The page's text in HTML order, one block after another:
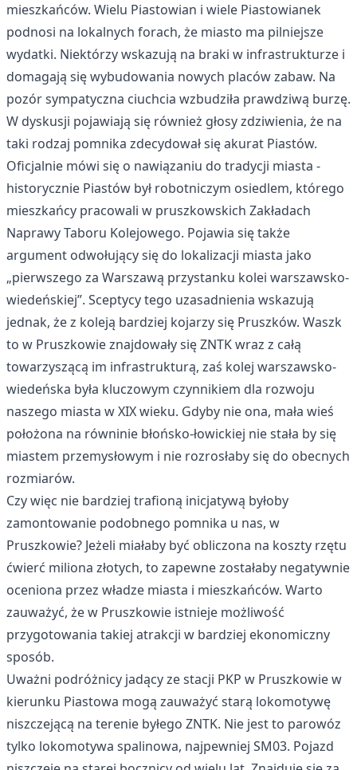
mieszkańców. Wielu Piastowian i wiele Piastowianek
podnosi na lokalnych forach, że miasto ma pilniejsze
wydatki. Niektórzy wskazują na braki w infrastrukturze i
domagają się wybudowania nowych placów zabaw. Na
pozór sympatyczna ciuchcia wzbudziła prawdziwą burzę.
W dyskusji pojawiają się również głosy zdziwienia, że na
taki rodzaj pomnika zdecydował się akurat Piastów.
Oficjalnie mówi się o nawiązaniu do tradycji miasta -
historycznie Piastów był robotniczym osiedlem, którego
mieszkańcy pracowali w pruszkowskich Zakładach
Naprawy Taboru Kolejowego. Pojawia się także
argument odwołujący się do lokalizacji miasta jako
„pierwszego za Warszawą przystanku kolei warszawsko-
wiedeńskiej”. Sceptycy tego uzasadnienia wskazują
jednak, że z koleją bardziej kojarzy się Pruszków. Waszk
to w Pruszkowie znajdowały się ZNTK wraz z całą
towarzyszącą im infrastrukturą, zaś kolej warszawsko-
wiedeńska była kluczowym czynnikiem dla rozwoju
naszego miasta w XIX wieku. Gdyby nie ona, mała wieś
położona na równinie błońsko-łowickiej nie stała by się
miastem przemysłowym i nie rozrosłaby się do obecnych
rozmiarów.
Czy więc nie bardziej trafioną inicjatywą byłoby
zamontowanie podobnego pomnika u nas, w
Pruszkowie? Jeżeli miałaby być obliczona na koszty rzętu
ćwierć miliona złotych, to zapewne zostałaby negatywnie
oceniona przez władze miasta i mieszkańców. Warto
zauważyć, że w Pruszkowie istnieje możliwość
przygotowania takiej atrakcji w bardziej ekonomiczny
sposób.
Uważni podróżnicy jadący ze stacji PKP w Pruszkowie w
kierunku Piastowa mogą zauważyć starą lokomotywę
niszczejącą na terenie byłego ZNTK. Nie jest to parowóz
tylko lokomotywa spalinowa, najpewniej SM03. Pojazd